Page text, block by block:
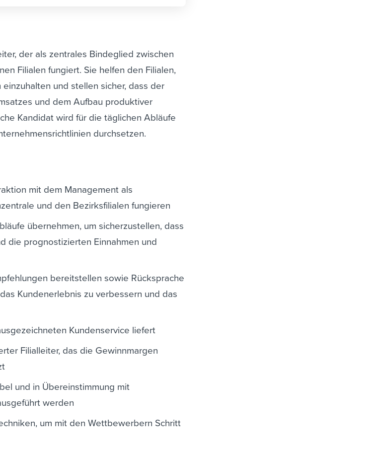
der als zentrales Bindeglied zwischen
Filialen fungiert. Sie helfen den Filialen,
und stellen sicher, dass der
und dem Aufbau produktiver
Kandidat wird für die täglichen Abläufe
durchsetzen.
mit dem Management als
und den Bezirksfilialen fungieren
übernehmen, um sicherzustellen, dass
die prognostizierten Einnahmen und
bereitstellen sowie Rücksprache
Kundenerlebnis zu verbessern und das
Kundenservice liefert
Filialleiter, das die Gewinnmargen
und in Übereinstimmung mit
werden
um mit den Wettbewerbern Schritt